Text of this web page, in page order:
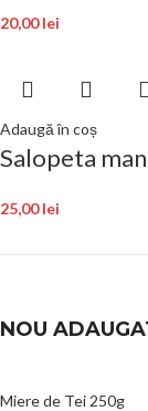
20,00lei
Adaugă în coș
Salopeta
25,00lei
NOU
Miere de Tei 250g